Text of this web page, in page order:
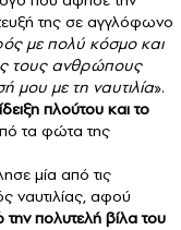
της σε αγγλόφωνο
με πολύ κόσμο και
τους ανθρώπους
μου με τη ναυτιλία».
πλούτου και το
τα φώτα της
μία από τις
ναυτιλίας, αφού
πολυτελή βίλα του